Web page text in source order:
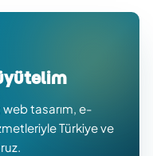
tasarım, e-
Türkiye ve